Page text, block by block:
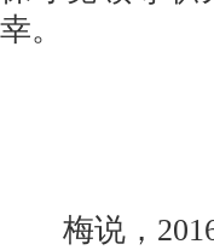
幸。
梅说，2016